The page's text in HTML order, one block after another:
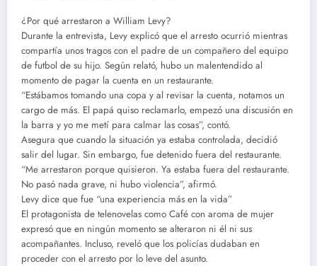
¿Por qué arrestaron a William Levy?
Durante la entrevista, Levy explicó que el arresto ocurrió mientras
compartía unos tragos con el padre de un compañero del equipo
de futbol de su hijo. Según relató, hubo un malentendido al
momento de pagar la cuenta en un restaurante.
“Estábamos tomando una copa y al revisar la cuenta, notamos un
cargo de más. El papá quiso reclamarlo, empezó una discusión en
la barra y yo me metí para calmar las cosas”, contó.
Asegura que cuando la situación ya estaba controlada, decidió
salir del lugar. Sin embargo, fue detenido fuera del restaurante.
“Me arrestaron porque quisieron. Ya estaba fuera del restaurante.
No pasó nada grave, ni hubo violencia”, afirmó.
Levy dice que fue “una experiencia más en la vida”
El protagonista de telenovelas como Café con aroma de mujer
expresó que en ningún momento se alteraron ni él ni sus
acompañantes. Incluso, reveló que los policías dudaban en
proceder con el arresto por lo leve del asunto.